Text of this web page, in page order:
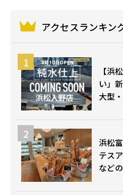
アクセスランキン
【浜
い」
大型
浜松
テス
など